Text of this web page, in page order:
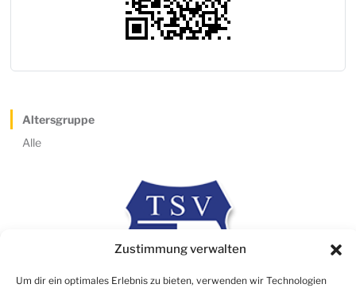
Zustimmung verwalten
Um dir ein optimales Erlebnis zu bieten, verwenden wir Technologien
Altersgruppe
Alle